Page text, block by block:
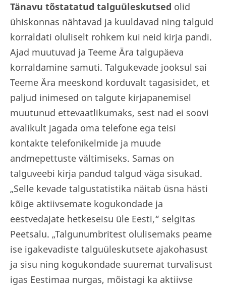
Tänavu tõstatatud talguüleskutsed olid
ühiskonnas nähtavad ja kuuldavad ning talguid
korraldati oluliselt rohkem kui neid kirja pandi.
Ajad muutuvad ja Teeme Ära talgupäeva
korraldamine samuti. Talgukevade jooksul sai
Teeme Ära meeskond korduvalt tagasisidet, et
paljud inimesed on talgute kirjapanemisel
muutunud ettevaatlikumaks, sest nad ei soovi
avalikult jagada oma telefone ega teisi
kontakte telefonikelmide ja muude
andmepettuste vältimiseks. Samas on
talguveebi kirja pandud talgud väga sisukad.
„Selle kevade talgustatistika näitab üsna hästi
kõige aktiivsemate kogukondade ja
eestvedajate hetkeseisu üle Eesti,“ selgitas
Peetsalu. „Talgunumbritest olulisemaks peame
ise igakevadiste talguüleskutsete ajakohasust
ja sisu ning kogukondade suuremat turvalisust
igas Eestimaa nurgas, mõistagi ka aktiivse